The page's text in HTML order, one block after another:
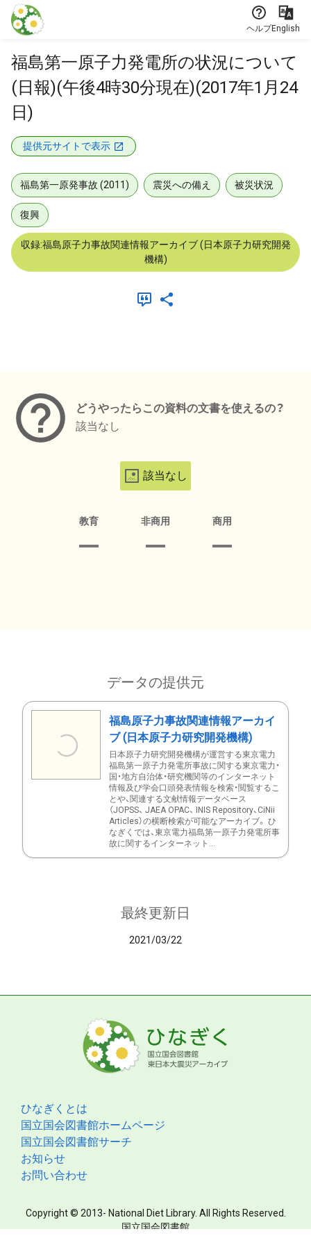
本文に飛ぶ
ヘルプEnglish
福島第一原子力発電所の状況について
(日報)(午後4時30分現在)(2017年1月24
日)
提供元サイトで表示
福島第一原発事故 (2011) 震災への備え 被災状況
復興
収録:福島原子力事故関連情報アーカイブ (日本原子力研究開発
機構)
どうやったらこの資料の文書を使えるの？
該当なし
該当なし
教育 非商用 商用
データの提供元
福島原子力事故関連情報アーカイ
ブ (日本原子力研究開発機構)
日本原子力研究開発機構が運営する東京電力
福島第一原子力発電所事故に関する東京電力・
国・地方自治体・研究機関等のインターネット
情報及び学会口頭発表情報を検索・閲覧するこ
とや、関連する文献情報データベース
（JOPSS、 JAEA OPAC、 INIS Repository、CiNii
Articles）の横断検索が可能なアーカイブ。 ひ
なぎくでは、東京電力福島第一原子力発電所事
故に関するインターネット...
最終更新日
2021/03/22
ひなぎくとは
国立国会図書館ホームページ
国立国会図書館サーチ
お知らせ
お問い合わせ
Copyright © 2013- National Diet Library. All Rights Reserved.